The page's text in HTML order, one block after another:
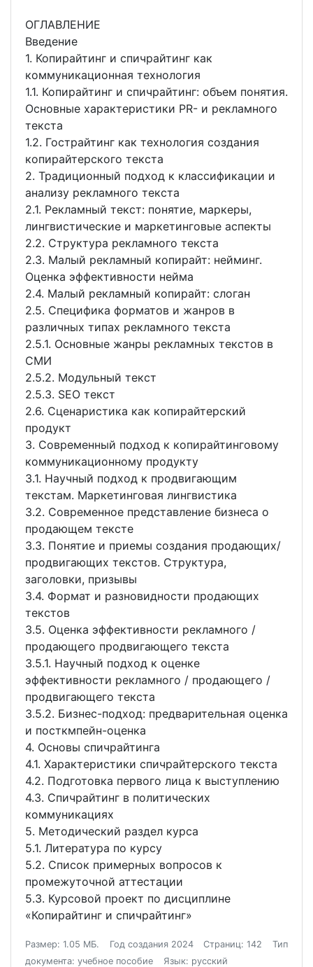
ОГЛАВЛЕНИЕ
Введение
1. Копирайтинг и спичрайтинг как
коммуникационная технология
1.1. Копирайтинг и спичрайтинг: объем понятия.
Основные характеристики PR- и рекламного
текста
1.2. Гострайтинг как технология создания
копирайтерского текста
2. Традиционный подход к классификации и
анализу рекламного текста
2.1. Рекламный текст: понятие, маркеры,
лингвистические и маркетинговые аспекты
2.2. Структура рекламного текста
2.3. Малый рекламный копирайт: нейминг.
Оценка эффективности нейма
2.4. Малый рекламный копирайт: слоган
2.5. Специфика форматов и жанров в
различных типах рекламного текста
2.5.1. Основные жанры рекламных текстов в
СМИ
2.5.2. Модульный текст
2.5.3. SEO текст
2.6. Сценаристика как копирайтерский
продукт
3. Современный подход к копирайтинговому
коммуникационному продукту
3.1. Научный подход к продвигающим
текстам. Маркетинговая лингвистика
3.2. Современное представление бизнеса о
продающем тексте
3.3. Понятие и приемы создания продающих/
продвигающих текстов. Структура,
заголовки, призывы
3.4. Формат и разновидности продающих
текстов
3.5. Оценка эффективности рекламного /
продающего продвигающего текста
3.5.1. Научный подход к оценке
эффективности рекламного / продающего /
продвигающего текста
3.5.2. Бизнес-подход: предварительная оценка
и посткмпейн-оценка
4. Основы спичрайтинга
4.1. Характеристики спичрайтерского текста
4.2. Подготовка первого лица к выступлению
4.3. Спичрайтинг в политических
коммуникациях
5. Методический раздел курса
5.1. Литература по курсу
5.2. Список примерных вопросов к
промежуточной аттестации
5.3. Курсовой проект по дисциплине
«Копирайтинг и спичрайтинг»
Размер: 1.05 МБ. Год создания 2024 Страниц: 142
Тип
документа: учебное пособие
Язык: русский